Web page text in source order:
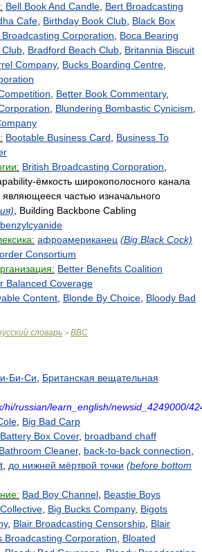
Bell Book And Candle Bert Broadcasting
Cafe Birthday Book Club Black Box
Broadcasting Corporation
Boca Bearing
Club Bradford Beach Club Britannia Biscuit
Company, Bucks Boarding Centre
Better Book Commentary,
Blundering Bombastic Cynicism
Bootable Business Card
Business To
British Broadcasting Corporation
ёмкость широкополосного канала
частью изначального
, Building Backbone Cabling
афроамериканец (Big Black Cock)
Consortium
Better Benefits Coalition
Balanced Coverage
Content Blonde By Choice Bloody Bad
словарь > BBC
Би-Си
Британская вещательная
hi/russian/learn_english/newsid_4249000/
Big Bad Carp
Battery Box Cover, broadband chaff
Cleaner, back-to-back connection
до нижней мёртвой точки (before bottom
Bad Boy Channel Beastie Boys
Big Bucks Company, Bigots
, Blair Broadcasting Censorship Blair
Broadcasting Corporation
Bloated